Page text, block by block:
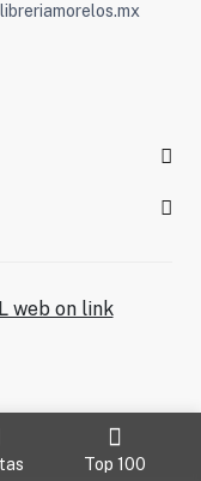
Top 100
web on link